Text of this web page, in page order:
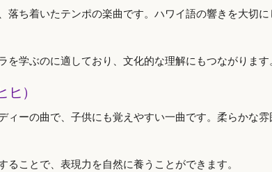
落ち着いたテンポの楽曲です。ハワイ語の響きを大切
を学ぶのに適しており、文化的な理解にもつながります。
）
ィーの曲で、子供にも覚えやすい一曲です。柔らかな
ことで、表現力を自然に養うことができます。